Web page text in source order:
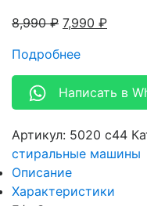
8,990₽ 7,990 ₽
Подробнее
Написать в
Артикул: 5020 c44
стиральные машины
Описание
Характеристики